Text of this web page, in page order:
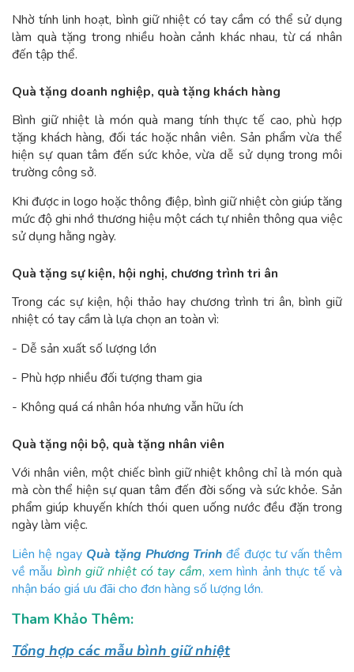
Nhờ tính linh hoạt, bình giữ nhiệt có tay cầm có thể sử dụng
làm quà tặng trong nhiều hoàn cảnh khác nhau, từ cá nhân
đến tập thể.
Quà tặng doanh nghiệp, quà tặng khách hàng
Bình giữ nhiệt là món quà mang tính thực tế cao, phù hợp
tặng khách hàng, đối tác hoặc nhân viên. Sản phẩm vừa thể
hiện sự quan tâm đến sức khỏe, vừa dễ sử dụng trong môi
trường công sở.
Khi được in logo hoặc thông điệp, bình giữ nhiệt còn giúp tăng
mức độ ghi nhớ thương hiệu một cách tự nhiên thông qua việc
sử dụng hằng ngày.
Quà tặng sự kiện, hội nghị, chương trình tri ân
Trong các sự kiện, hội thảo hay chương trình tri ân, bình giữ
nhiệt có tay cầm là lựa chọn an toàn vì:
- Dễ sản xuất số lượng lớn
- Phù hợp nhiều đối tượng tham gia
- Không quá cá nhân hóa nhưng vẫn hữu ích
Quà tặng nội bộ, quà tặng nhân viên
Với nhân viên, một chiếc bình giữ nhiệt không chỉ là món quà
mà còn thể hiện sự quan tâm đến đời sống và sức khỏe. Sản
phẩm giúp khuyến khích thói quen uống nước đều đặn trong
ngày làm việc.
Liên hệ ngay Quà tặng Phương Trinh để được tư vấn thêm
về mẫu bình giữ nhiệt có tay cầm, xem hình ảnh thực tế và
nhận báo giá ưu đãi cho đơn hàng số lượng lớn.
Tham Khảo Thêm:
Tổng hợp các mẫu bình giữ nhiệt